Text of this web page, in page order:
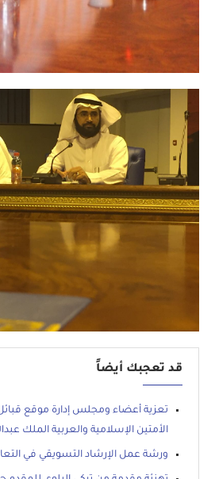
قد تعجبك أيضاً
تعزية أعضاء ومجلس إدارة موقع
الأمتين الإسلامية والعربية الملك
ورشة عمل الإرشاد التسويقي في